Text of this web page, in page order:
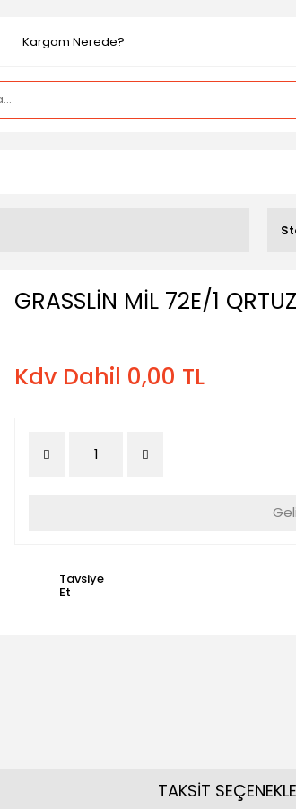
Kargom Nerede?
GRASSLİN MİL 72E/1
Kdv Dahil 0,00 TL
Tavsiye
Et
TAKSİT